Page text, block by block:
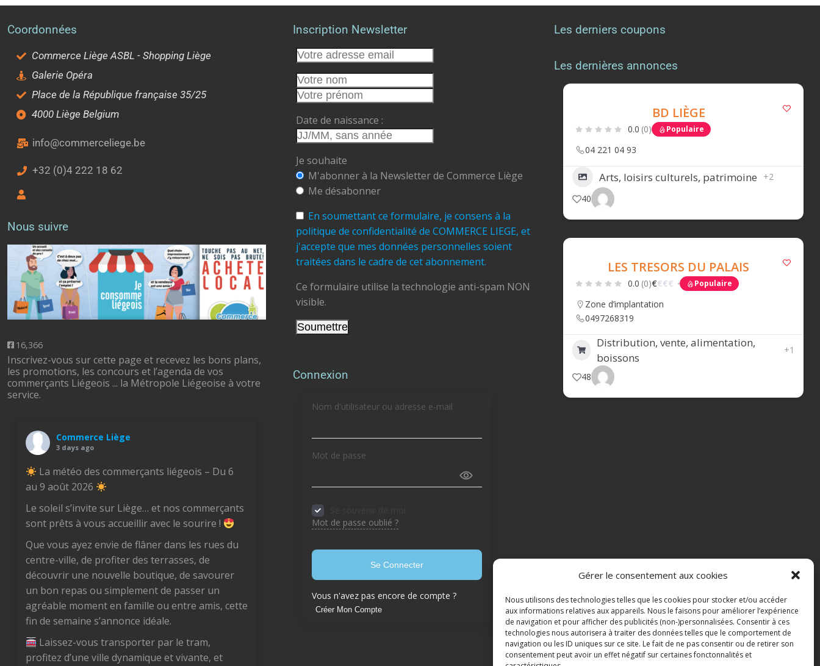
Gérer le consentement aux cookies
Nous utilisons des technologies telles que les cookies pour stocker et/ou accéder
aux informations relatives aux appareils. Nous le faisons pour améliorer l’expérience
de navigation et pour afficher des publicités (non-)personnalisées. Consentir à ces
technologies nous autorisera à traiter des données telles que le comportement de
navigation ou les ID uniques sur ce site. Le fait de ne pas consentir ou de retirer son
consentement peut avoir un effet négatif sur certaines fonctonnalités et
Coordonnées
Commerce Liège ASBL - Shopping Liège
Galerie Opéra
Place de la République française 35/25
4000 Liège Belgium
info@commerceliege.be
+32 (0)4 222 18 62
Nous suivre
16,366
Inscrivez-vous sur cette page et recevez les bons plans,
les promotions, les concours et l’agenda de vos
commerçants Liégeois ... la Métropole Liégeoise à votre
service.
Commerce Liège
3 days ago
La météo des commerçants liégeois – Du 6
au 9 août 2026
Le soleil s’invite sur Liège… et nos commerçants
sont prêts à vous accueillir avec le sourire !
Que vous ayez envie de flâner dans les rues du
centre-ville, de profiter des terrasses, de
découvrir une nouvelle boutique, de savourer
un bon repas ou simplement de passer un
agréable moment en famille ou entre amis, cette
fin de semaine s’annonce idéale.
Laissez-vous transporter par le tram,
profitez d’une ville dynamique et vivante, et
Inscription Newsletter
Date de naissance :
Je souhaite
M'abonner à la Newsletter de Commerce Liège
Me désabonner
En soumettant ce formulaire, je consens à la
politique de confidentialité de COMMERCE LIEGE, et
j'accepte que mes données personnelles soient
traitées dans le cadre de cet abonnement.
Ce formulaire utilise la technologie anti-spam NON
visible.
Connexion
Nom d'utilisateur ou adresse e-mail
Mot de passe
Mot de passe oublié ?
Se Connecter
Vous n'avez pas encore de compte ?
Créer Mon Compte
Les derniers coupons
Les dernières annonces
BD LIÈGE
0.0 (0) Populaire
04 221 04 93
Arts, loisirs culturels, patrimoine
+2
40
LES TRESORS DU PALAIS
0.0 (0)€€€€ Populaire
Zone d’implantation
0497268319
Distribution, vente, alimentation,
boissons
+1
48